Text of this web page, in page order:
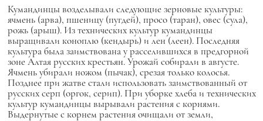
Кумандинцы возделывали следующие зерновые культуры:
ячмень (арва), пшеницу (пугдей), просо (таран), овес (сула),
рожь (арыш). Из технических культур кумандинцы
выращивали коноплю (кендырь) и лен (леен). Последняя
культура была заимствована у расселившихся в предгорной
зоне Алтая русских крестьян. Урожай собирали в августе.
Ячмень убирали ножом (пычак), срезая только колосья.
Позднее при жатве стали использовать заимствованный от
русских серп (оргок, серип). При уборке хлеба и технических
культур кумандинцы вырывали растения с корнями.
Выдернутые с корнем растения очищали от земли,